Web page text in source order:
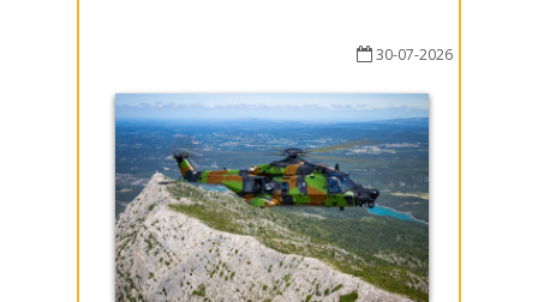
30-07-2026